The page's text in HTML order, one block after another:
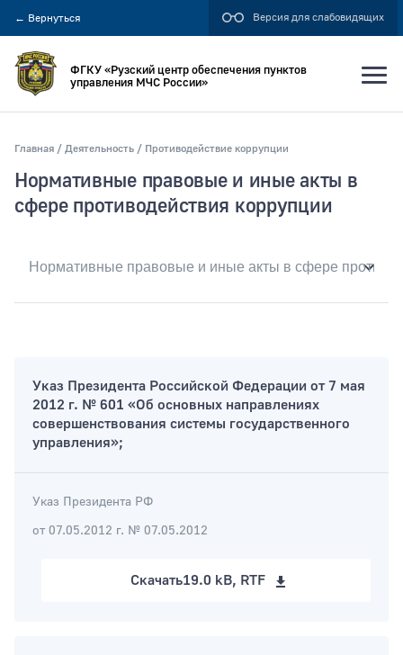
← Вернуться Версия для слабовидящих
Искать по:
Публикация не позднее
ФГКУ «Рузский центр обеспечения пунктов
управления МЧС России»
Главная Деятельность Противодействие коррупции
Указ Президента Российской Федерации от 7 мая
2012 г. № 601 «Об основных направлениях
совершенствования системы государственного
управления»;
Указ Президента РФ
от 07.05.2012 г. № 07.05.2012
Скачать19.0 kB, RTF
Нормативные правовые и иные акты в
сфере противодействия коррупции